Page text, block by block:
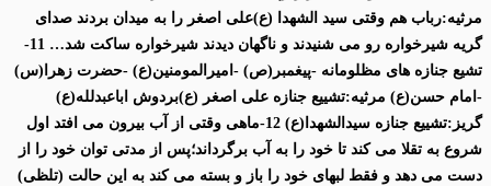
مرثیه:رباب هم وقتی سید الشهدا (ع)علی اصغر را به میدان بردند صدای
گریه شیرخواره رو می شنیدند و ناگهان دیدند شیرخواره ساکت شد… 11-
تشیع جنازه های مظلومانه -پیغمبر(ص) -امیرالمومنین(ع) -حضرت زهرا(س)
-امام حسن(ع) مرثیه:تشييع جنازه علی اصغر (ع)بردوش اباعبدلله(ع)
گریز:تشییع جنازه سیدالشهدا(ع) 12-ماهی وقتی از آب بیرون می افتد اول
شروع به تقلا می کند تا خود را به آب برگرداند؛پس از مدتی توان خود را از
دست می دهد و فقط لبهای خود را باز و بسته می کند به این حالت (تلظی)